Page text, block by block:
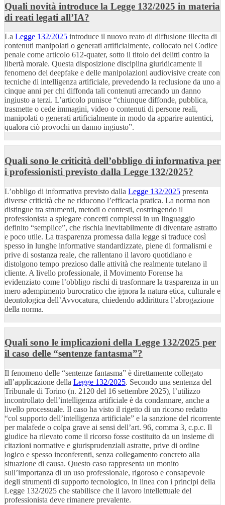
Quali novità introduce la Legge 132/2025 in materia
di reati legati all’IA?
La Legge 132/2025 introduce il nuovo reato di diffusione illecita di
contenuti manipolati o generati artificialmente, collocato nel Codice
penale come articolo 612-quater, sotto il titolo dei delitti contro la
libertà morale. Questa disposizione disciplina giuridicamente il
fenomeno dei deepfake e delle manipolazioni audiovisive create con
tecniche di intelligenza artificiale, prevedendo la reclusione da uno a
cinque anni per chi diffonda tali contenuti arrecando un danno
ingiusto a terzi. L’articolo punisce “chiunque diffonde, pubblica,
trasmette o cede immagini, video o contenuti di persone reali,
manipolati o generati artificialmente in modo da apparire autentici,
qualora ciò provochi un danno ingiusto”.
Quali sono le criticità dell’obbligo di informativa per
i professionisti previsto dalla Legge 132/2025?
L’obbligo di informativa previsto dalla Legge 132/2025 presenta
diverse criticità che ne riducono l’efficacia pratica. La norma non
distingue tra strumenti, metodi o contesti, costringendo il
professionista a spiegare concetti complessi in un linguaggio
definito “semplice”, che rischia inevitabilmente di diventare astratto
e poco utile. La trasparenza promessa dalla legge si traduce così
spesso in lunghe informative standardizzate, piene di formalismi e
prive di sostanza reale, che rallentano il lavoro quotidiano e
distolgono tempo prezioso dalle attività che realmente tutelano il
cliente. A livello professionale, il Movimento Forense ha
evidenziato come l’obbligo rischi di trasformare la trasparenza in un
mero adempimento burocratico che ignora la natura etica, culturale e
deontologica dell’Avvocatura, chiedendo addirittura l’abrogazione
della norma.
Quali sono le implicazioni della Legge 132/2025 per
il caso delle “sentenze fantasma”?
Il fenomeno delle “sentenze fantasma” è direttamente collegato
all’applicazione della Legge 132/2025. Secondo una sentenza del
Tribunale di Torino (n. 2120 del 16 settembre 2025), l’utilizzo
incontrollato dell’intelligenza artificiale è da condannare, anche a
livello processuale. Il caso ha visto il rigetto di un ricorso redatto
“col supporto dell’intelligenza artificiale” e la sanzione del ricorrente
per malafede o colpa grave ai sensi dell’art. 96, comma 3, c.p.c. Il
giudice ha rilevato come il ricorso fosse costituito da un insieme di
citazioni normative e giurisprudenziali astratte, prive di ordine
logico e spesso inconferenti, senza collegamento concreto alla
situazione di causa. Questo caso rappresenta un monito
sull’importanza di un uso professionale, rigoroso e consapevole
degli strumenti di supporto tecnologico, in linea con i principi della
Legge 132/2025 che stabilisce che il lavoro intellettuale del
professionista deve rimanere prevalente.